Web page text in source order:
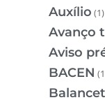
Auxílio (1)
Avanço
Aviso
BACEN